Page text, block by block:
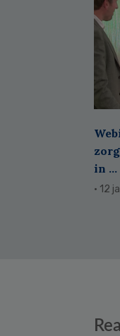
in ...
· 12